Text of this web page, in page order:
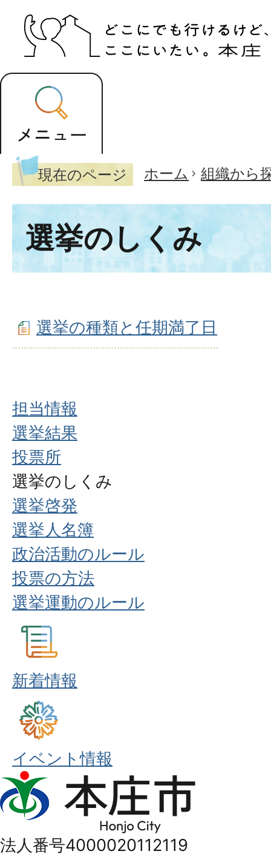
現在のページ ホーム 組織から
選挙のしくみ
選挙の種類と任期満了日
担当情報
選挙結果
投票所
選挙のしくみ
選挙啓発
選挙人名簿
政治活動のルール
投票の方法
選挙運動のルール
新着情報
イベント情報
本
庄
法人番号4000020112119